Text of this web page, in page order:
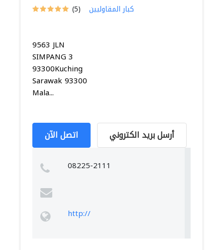
(5) كبار المقاوليين
9563 JLN
SIMPANG 3
93300Kuching
Sarawak 93300
Mala...
اتصل الآن أرسل بريد الكتروني
08225-2111
http://